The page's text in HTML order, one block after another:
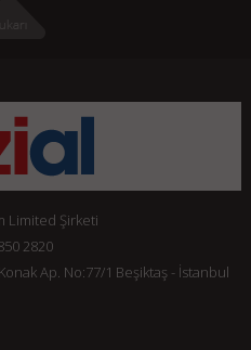
Limited Şirketi
2820
Ap. No:77/1 Beşiktaş - İstanbul